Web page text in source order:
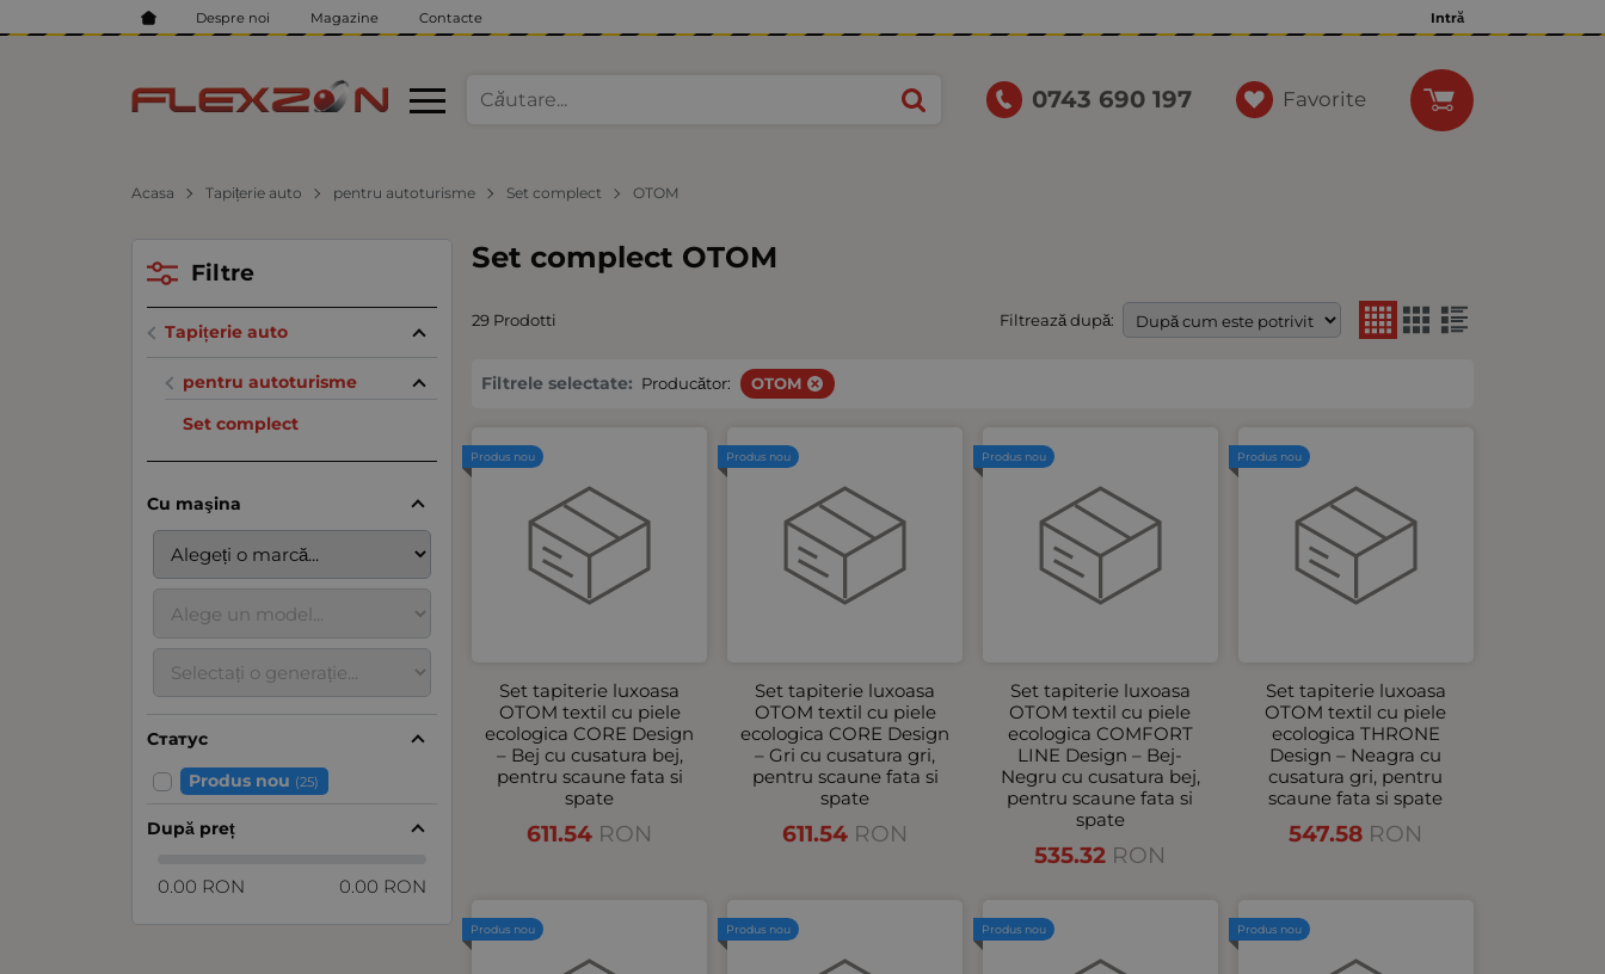
Despre noi Magazine Contacte Intră
0743 690 197 Favorite
Acasa Tapițerie auto pentru autoturisme Set complect OTOM
Set complect OTOM
29 Prodotti Filtrează după:
Filtrele selectate: Producător: OTOM
Set tapiterie luxoasa
OTOM textil cu piele
ecologica CORE Design
– Bej cu cusatura bej,
pentru scaune fata si
spate
611.54 RON
Produs nou
Set tapiterie luxoasa
OTOM textil cu piele
ecologica CORE Design
– Gri cu cusatura gri,
pentru scaune fata si
spate
611.54 RON
Produs nou
Set tapiterie luxoasa
OTOM textil cu piele
ecologica COMFORT
LINE Design – Bej-
Negru cu cusatura bej,
pentru scaune fata si
spate
535.32 RON
Produs nou
Set tapiterie luxoasa
OTOM textil cu piele
ecologica THRONE
Design – Neagra cu
cusatura gri, pentru
scaune fata si spate
547.58 RON
Produs nou
Produs nou Produs nou Produs nou Produs nou
Filtre
Tapițerie auto
pentru autoturisme
Set complect
Cu maşina
Статус
Produs nou (25)
După preț
0.00 RON 0.00 RON